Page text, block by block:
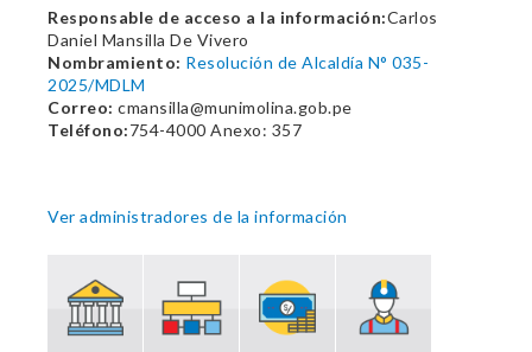
Responsable de acceso a la información:Carlos
Daniel Mansilla De Vivero
Nombramiento: Resolución de Alcaldía N° 035-
2025/MDLM
Correo: cmansilla@munimolina.gob.pe
Teléfono:754-4000 Anexo: 357
Ver administradores de la información